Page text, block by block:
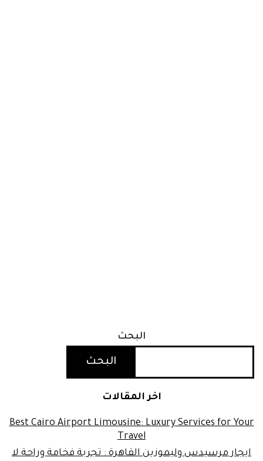
البحث
البحث
اخر المقالات
Best Cairo Airport Limousine: Luxury Services for Your
Travel
ايجار مرسيدس وليموزين القاهرة : تجربة فخامة وراحة لا